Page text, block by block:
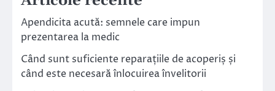
Apendicita acută: semnele care impun
prezentarea la medic
Când sunt suficiente reparațiile de acoperiș și
când este necesară înlocuirea învelitorii